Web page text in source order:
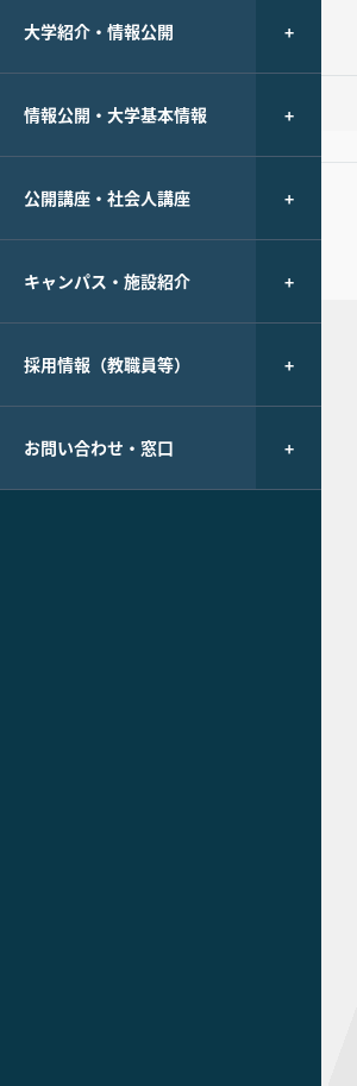
大学紹介・情報公開
情報公開・大学基本情報
公開講座・社会人講座
キャンパス・施設紹介
採用情報（教職員等）
お問い合わせ・窓口